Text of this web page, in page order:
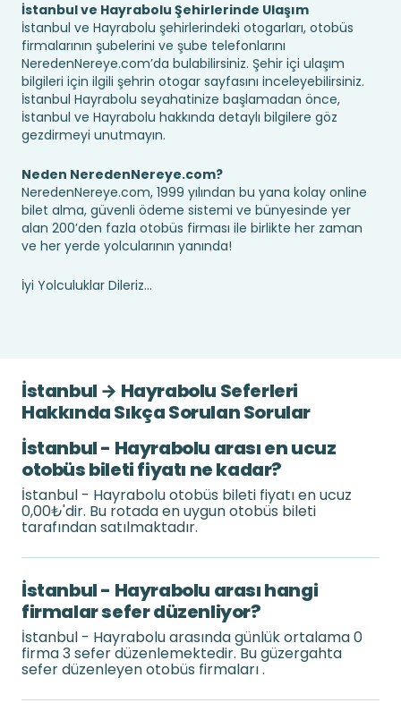
İstanbul ve Hayrabolu Şehirlerinde Ulaşım
İstanbul ve Hayrabolu şehirlerindeki otogarları, otobüs
firmalarının şubelerini ve şube telefonlarını
NeredenNereye.com’da bulabilirsiniz. Şehir içi ulaşım
bilgileri için ilgili şehrin otogar sayfasını inceleyebilirsiniz.
İstanbul Hayrabolu seyahatinize başlamadan önce,
İstanbul ve Hayrabolu hakkında detaylı bilgilere göz
gezdirmeyi unutmayın.
Neden NeredenNereye.com?
NeredenNereye.com, 1999 yılından bu yana kolay online
bilet alma, güvenli ödeme sistemi ve bünyesinde yer
alan 200’den fazla otobüs firması ile birlikte her zaman
ve her yerde yolcularının yanında!
İyi Yolculuklar Dileriz...
İstanbul → Hayrabolu Seferleri
Hakkında Sıkça Sorulan Sorular
İstanbul - Hayrabolu arası en ucuz
otobüs bileti fiyatı ne kadar?
İstanbul - Hayrabolu otobüs bileti fiyatı en ucuz
0,00₺'dir. Bu rotada en uygun otobüs bileti
tarafından satılmaktadır.
İstanbul - Hayrabolu arası hangi
firmalar sefer düzenliyor?
İstanbul - Hayrabolu arasında günlük ortalama 0
firma 3 sefer düzenlemektedir. Bu güzergahta
sefer düzenleyen otobüs firmaları .